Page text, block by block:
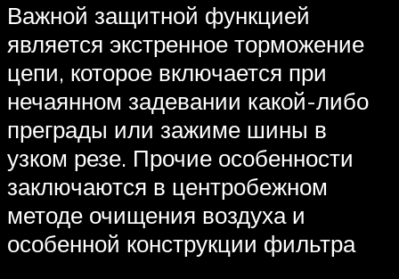
Важной защитной функцией
является экстренное торможение
цепи, которое включается при
нечаянном задевании какой-либо
преграды или зажиме шины в
узком резе. Прочие особенности
заключаются в центробежном
методе очищения воздуха и
особенной конструкции фильтра